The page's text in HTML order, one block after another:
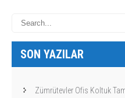
SON YAZILAR
Zümrütevler Ofis Koltuk